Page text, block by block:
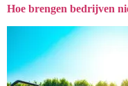
Hoe brengen bedrijven